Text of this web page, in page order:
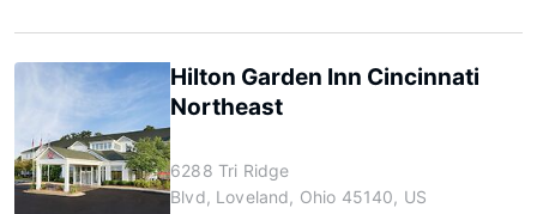
Hilton Garden Inn Cincinnati
Northeast
6288 Tri Ridge
Blvd, Loveland, Ohio 45140, US